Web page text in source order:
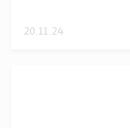
20.11.24